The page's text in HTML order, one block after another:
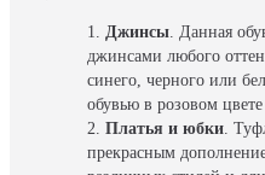
Джинсы . Данная
джинсами любого
синего, черного или
обувью в розовом
Платья и юбки .
прекрасным